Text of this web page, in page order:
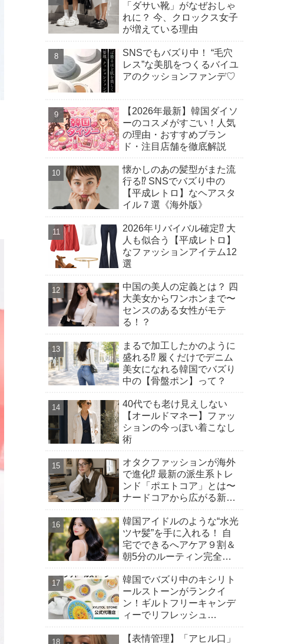
「ダサい靴」がなぜおしゃ
れに？ 今、クロックス女子
が増えている理由
SNSでもバズり中！ “毛穴
レス”な美肌をつくるバイユ
アのクッションファンデ♡
【2026年最新】韓国ダイソ
ーのコスメがすごい！人気
の理由・おすすめブラン
ド・注目店舗を徹底解説
懐かしのあの髪型がまた流
行る⁉︎ SNSでバズり中の
【平成レトロ】なヘアスタ
イル７選《海外版》
2026年リバイバル確定⁉︎ 大
人も似合う【平成レトロ】
なファッションアイテム12
選
中国の美人の定義とは？ 四
大美女からワンホンまで〜
センスのある女性がモテ
る！？
まるで加工したかのように
盛れる⁉︎ 履くだけでデニム
美女になれる韓国でバズり
中の【骨盤ポン】って？
40代でも老け見えしない
【オールドマネー】ファッ
ションの今っぽい着こなし
術
オタクファッションが海外
で進化⁉︎ 最新の派生系トレ
ンド「ポエトコア」とは〜
ナードコアから広がる新潮
韓国アイドルのような“水光
ツヤ髪”を手に入れる！ 自
宅でできるへアケア９割＆
朝5分のルーティン完全ガ
韓国でバズり中のキシリト
ールストーンがランクイ
ン！ギルトフリーキャンデ
ィーでリフレッシュ
子」販売数ランキング】～
【表情管理】「アヒル口」